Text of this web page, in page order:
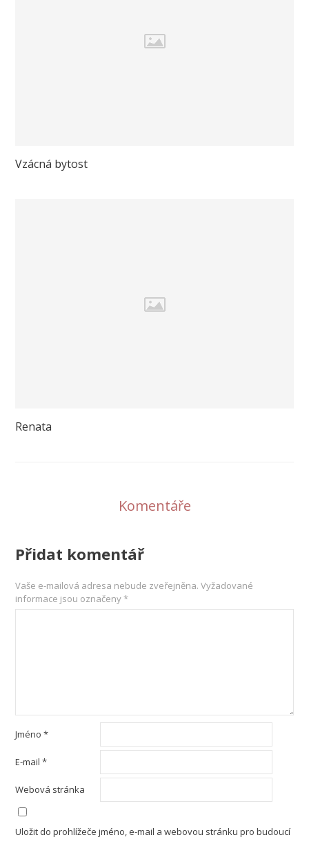
Vzácná bytost
Renata
Komentáře
Přidat komentář
Vaše e-mailová adresa nebude zveřejněna. Vyžadované
informace jsou označeny*
Jméno*
E-mail*
Webová stránka
Uložit do prohlížeče jméno, e-mail a webovou stránku pro budoucí